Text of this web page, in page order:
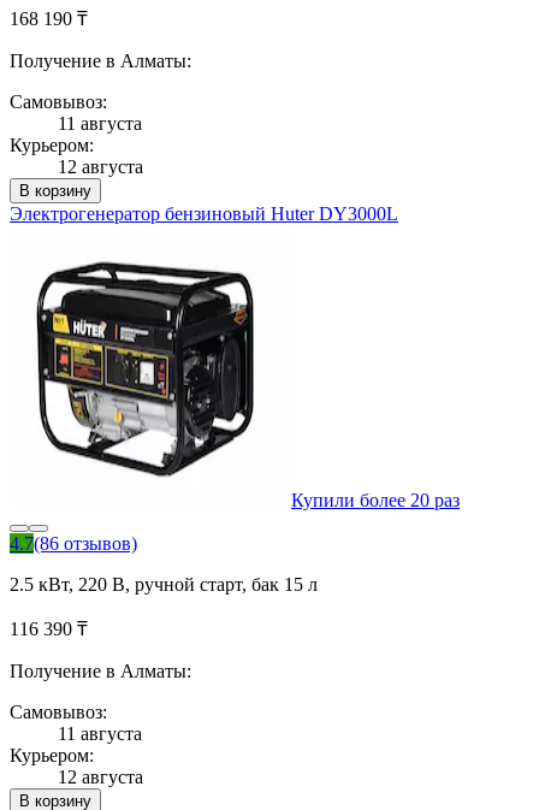
168 190 ₸
Получение в Алматы:
Самовывоз:
11 августа
Курьером:
12 августа
В корзину
Электрогенератор бензиновый Huter DY3000L
Купили более 20 раз
4.7(86 отзывов)
2.5 кВт, 220 В, ручной старт, бак 15 л
116 390 ₸
Получение в Алматы:
Самовывоз:
11 августа
Курьером:
12 августа
В корзину